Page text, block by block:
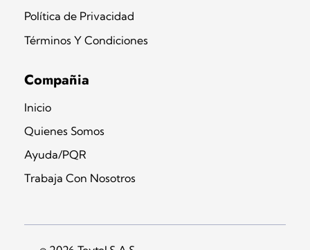
Política de Privacidad
Términos Y Condiciones
Compañia
Inicio
Quienes Somos
Ayuda/PQR
Trabaja Con Nosotros